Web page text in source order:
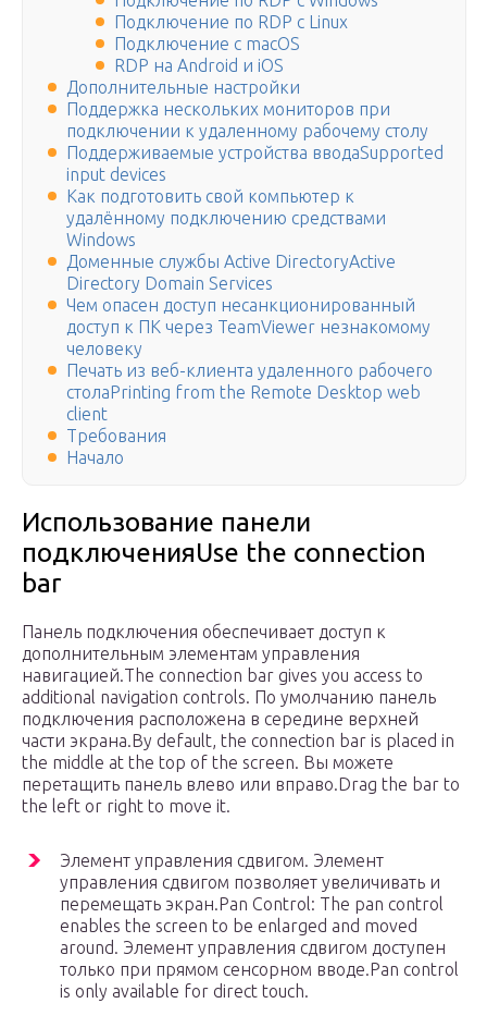
Подключение по RDP c Linux
Подключение с macOS
RDP на Android и iOS
Дополнительные настройки
Поддержка нескольких мониторов при
подключении к удаленному рабочему столу
Поддерживаемые устройства вводаSupported
input devices
Как подготовить свой компьютер к
удалённому подключению средствами
Windows
Доменные службы Active DirectoryActive
Directory Domain Services
Чем опасен доступ несанкционированный
доступ к ПК через TeamViewer незнакомому
человеку
Печать из веб-клиента удаленного рабочего
столаPrinting from the Remote Desktop web
client
Требования
Начало
Использование панели
подключенияUse the connection
bar
Панель подключения обеспечивает доступ к
дополнительным элементам управления
навигацией.The connection bar gives you access to
additional navigation controls. По умолчанию панель
подключения расположена в середине верхней
части экрана.By default, the connection bar is placed in
the middle at the top of the screen. Вы можете
перетащить панель влево или вправо.Drag the bar to
the left or right to move it.
Элемент управления сдвигом. Элемент
управления сдвигом позволяет увеличивать и
перемещать экран.Pan Control: The pan control
enables the screen to be enlarged and moved
around. Элемент управления сдвигом доступен
только при прямом сенсорном вводе.Pan control
is only available for direct touch.